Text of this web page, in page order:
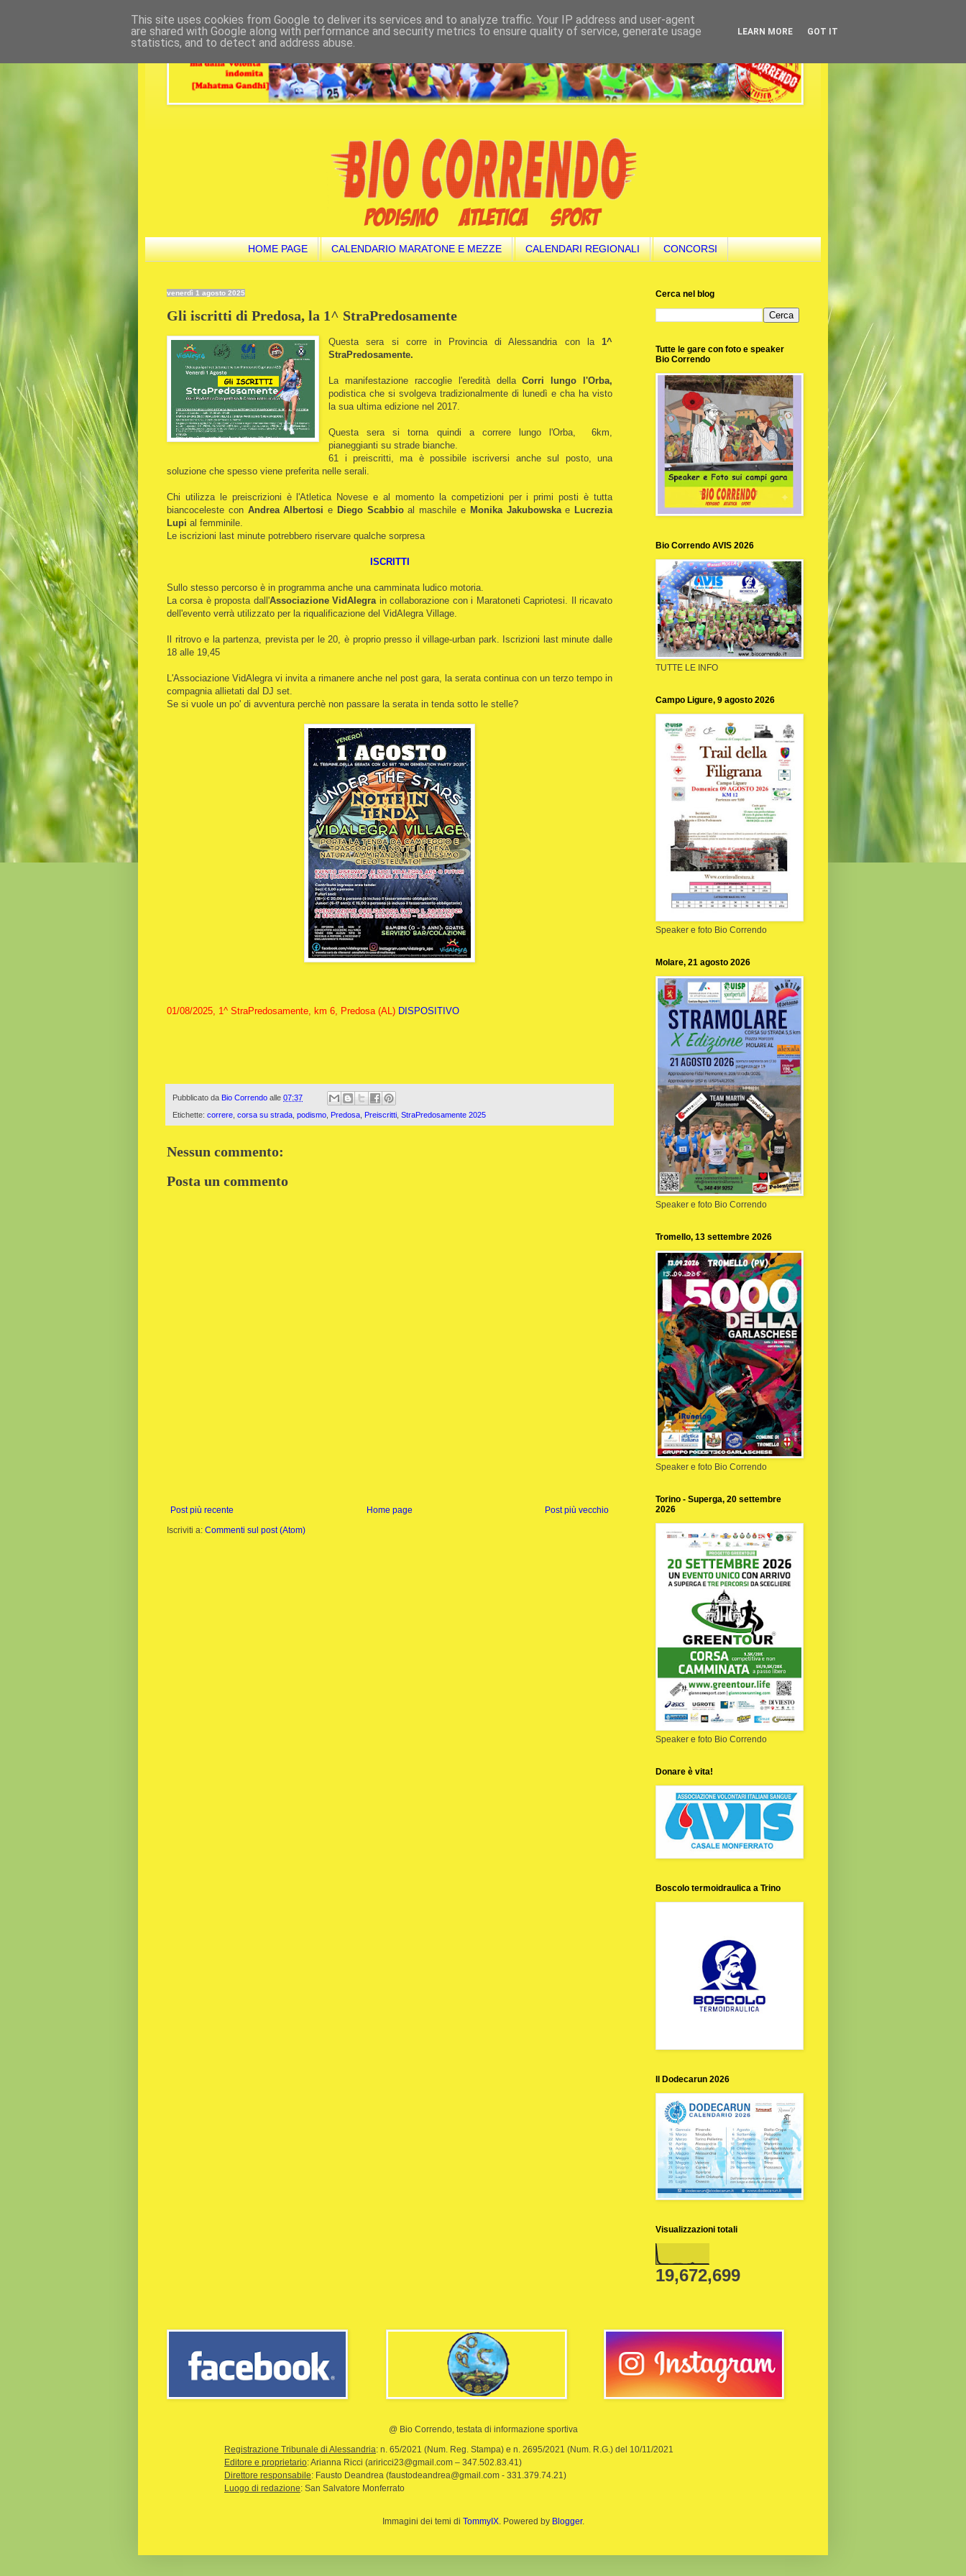
HOME PAGE CALENDARIO MARATONE E MEZZE CALENDARI REGIONALI CONCORSI
venerdì 1 agosto 2025
Gli iscritti di Predosa, la 1^ StraPredosamente
Questa sera si corre in Provincia di Alessandria con la 1^
StraPredosamente.
La manifestazione raccoglie l'eredità dellaCorri lungo l'Orba,
podistica che si svolgeva tradizionalmente di lunedì e cha ha visto
la sua ultima edizione nel 2017.
Questa sera si torna quindi a correre lungo l'Orba, 6km,
pianeggianti su strade bianche.
61 i preiscritti, ma è possibile iscriversi anche sul posto, una
soluzione che spesso viene preferita nelle serali.
Chi utilizza le preiscrizioni è l'Atletica Novese e al momento la competizioni per i primi posti è tutta
biancoceleste con Andrea Albertosi e Diego Scabbioal maschile e Monika Jakubowskae Lucrezia
Lupi al femminile.
Le iscrizioni last minute potrebbero riservare qualche sorpresa
ISCRITTI
Sullo stesso percorso è in programma anche una camminata ludico motoria.
La corsa è proposta dall'Associazione VidAlegra in collaborazione con i Maratoneti Capriotesi. Il ricavato
dell'evento verrà utilizzato per la riqualificazione del VidAlegra Village.
Il ritrovo e la partenza, prevista per le 20, è proprio presso il village-urban park. Iscrizioni last minute dalle
18 alle 19,45
L'Associazione VidAlegra vi invita a rimanere anche nel post gara, la serata continua con un terzo tempo in
compagnia allietati dal DJ set.
Se si vuole un po' di avventura perchè non passare la serata in tenda sotto le stelle?
01/08/2025, 1^ StraPredosamente, km 6, Predosa (AL) DISPOSITIVO
Pubblicato da Bio Correndo alle 07:37
Etichette: correre corsa su strada podismo Predosa Preiscritti StraPredosamente 2025
Nessun commento:
Posta un commento
Post più recente Post più vecchio
Home page
Iscriviti a: Commenti sul post (Atom)
Cerca nel blog
Tutte le gare con foto e speaker
Bio Correndo
Bio Correndo AVIS 2026
TUTTE LE INFO
Campo Ligure, 9 agosto 2026
Speaker e foto Bio Correndo
Molare, 21 agosto 2026
Speaker e foto Bio Correndo
Tromello, 13 settembre 2026
Speaker e foto Bio Correndo
Torino - Superga, 20 settembre
2026
Speaker e foto Bio Correndo
Donare è vita!
Boscolo termoidraulica a Trino
Il Dodecarun 2026
Visualizzazioni totali
19,672,699
@ Bio Correndo, testata di informazione sportiva
Registrazione Tribunale di Alessandria: n. 65/2021 (Num. Reg. Stampa) e n. 2695/2021 (Num. R.G.) del 10/11/2021
Editore e proprietario: Arianna Ricci (ariricci23@gmail.com – 347.502.83.41)
Direttore responsabile: Fausto Deandrea (faustodeandrea@gmail.com - 331.379.74.21)
Luogo di redazione: San Salvatore Monferrato
Immagini dei temi di TommyIX. Powered by Blogger.
This site uses cookies from Google to deliver its services and to analyze traffic. Your IP address and user-agent
are shared with Google along with performance and security metrics to ensure quality of service, generate usage
statistics, and to detect and address abuse.
LEARN MORE GOT IT